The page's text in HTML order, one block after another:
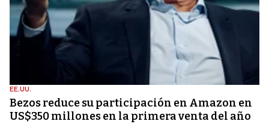
EE.UU.
Bezos reduce su participación en Amazon en
US$350 millones en la primera venta del año